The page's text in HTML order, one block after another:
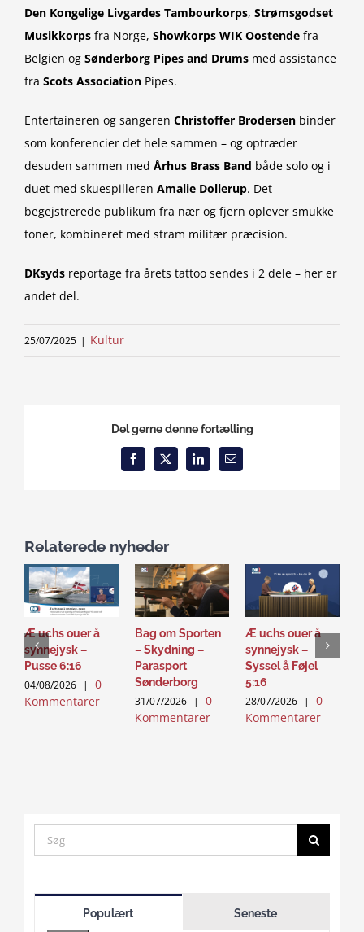
Den Kongelige Livgardes Tambourkorps, Strømsgodset
Musikkorps fra Norge, Showkorps WIK Oostende fra
Belgien og Sønderborg Pipes and Drums med assistance
fra Scots Association Pipes.
Entertaineren og sangeren Christoffer Brodersen binder
som konferencier det hele sammen – og optræder
desuden sammen med Århus Brass Band både solo og i
duet med skuespilleren Amalie Dollerup. Det
begejstrerede publikum fra nær og fjern oplever smukke
toner, kombineret med stram militær præcision.
DKsyds reportage fra årets tattoo sendes i 2 dele – her er
andet del.
25/07/2025 | Kultur
Del gerne denne fortælling
Facebook
X LinkedInEmail
Relaterede nyheder
Æ uchs ouer å
synnejysk –
Pusse 6:16
04/08/2026 |
0
Kommentarer
Bag om Sporten
– Skydning –
Parasport
Sønderborg
31/07/2026 |
0
Kommentarer
Æ uchs ouer å
synnejysk –
Syssel å Føjel
5:16
28/07/2026 |
0
Kommentarer
Search
for:
Populært Seneste
accept